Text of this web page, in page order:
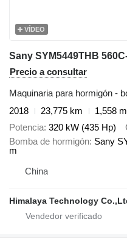
VÍDEO
Precio a consultar
Maquinaria para hormigón -
2018
23,775 km 1,558
Potencia 320 kW (435 Hp)
Bomba de hormigón Sany
m
China
Himalaya Technology